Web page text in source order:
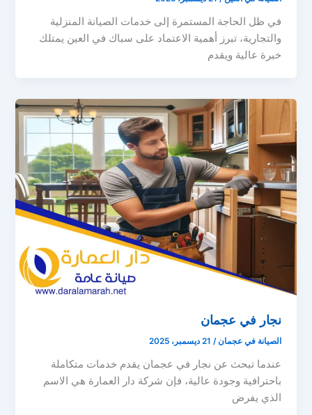
في ظل الحاجة المستمرة إلى خدمات الصيانة المنزلية
والتجارية، تبرز أهمية الاعتماد على سباك في العين يمتلك
خبرة عالية ويقدم
نجار في عجمان
الصيانة في عجمان/ 21 ديسمبر، 2025
عندما تبحث عن نجار في عجمان يقدم خدمات متكاملة
باحترافية وجودة عالية، فإن شركة دار العمارة هي الاسم
الذي يفرض